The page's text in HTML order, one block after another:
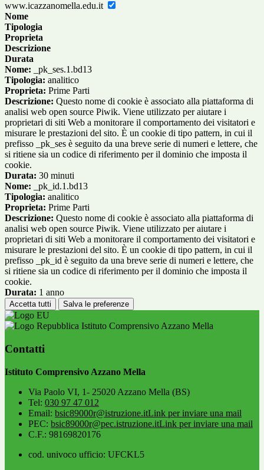
www.icazzanomella.edu.it
Nome
Tipologia
Proprieta
Descrizione
Durata
Nome: _pk_ses.1.bd13
Tipologia: analitico
Proprieta: Prime Parti
Descrizione: Questo nome di cookie è associato alla piattaforma di
analisi web open source Piwik. Viene utilizzato per aiutare i
proprietari di siti Web a monitorare il comportamento dei visitatori e
misurare le prestazioni del sito. È un cookie di tipo pattern, in cui il
prefisso _pk_ses è seguito da una breve serie di numeri e lettere, che
si ritiene sia un codice di riferimento per il dominio che imposta il
cookie.
Durata: 30 minuti
Nome: _pk_id.1.bd13
Tipologia: analitico
Proprieta: Prime Parti
Descrizione: Questo nome di cookie è associato alla piattaforma di
analisi web open source Piwik. Viene utilizzato per aiutare i
proprietari di siti Web a monitorare il comportamento dei visitatori e
misurare le prestazioni del sito. È un cookie di tipo pattern, in cui il
prefisso _pk_id è seguito da una breve serie di numeri e lettere, che
si ritiene sia un codice di riferimento per il dominio che imposta il
cookie.
Durata: 1 anno
Accetta tutti Salva le preferenze
Istituto Comprensivo Azzano Mella
Contatti
Istituto Comprensivo Azzano Mella
Via Paolo VI, 1- 25020 Azzano Mella (BS)
Tel: 030 97 47 012
Email: bsic89000r@istruzione.itLink per inviare una mail
PEC: bsic89000r@pec.istruzione.itLink per inviare una mail
C.F.: 98169820176
cod. univoco ufficio: UFCKL5